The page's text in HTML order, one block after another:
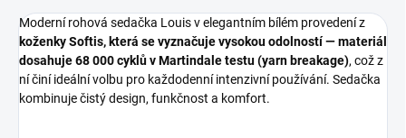
Moderní rohová sedačka Louis v elegantním bílém provedení z
koženky Softis, která se vyznačuje vysokou odolností — materiál
dosahuje 68 000 cyklů v Martindale testu (yarn breakage), což z
ní činí ideální volbu pro každodenní intenzivní používání. Sedačka
kombinuje čistý design, funkčnost a komfort.